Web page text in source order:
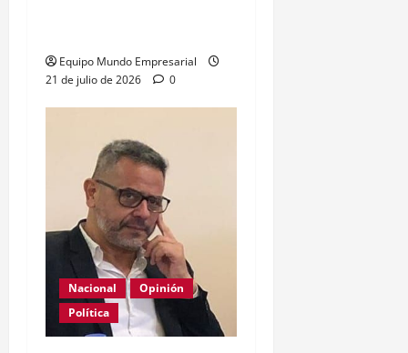
Equipo Mundo Empresarial
21 de julio de 2026
0
Nacional
Opinión
Política